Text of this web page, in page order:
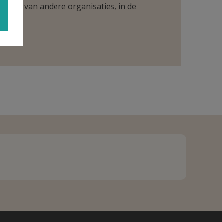
van andere organisaties, in de